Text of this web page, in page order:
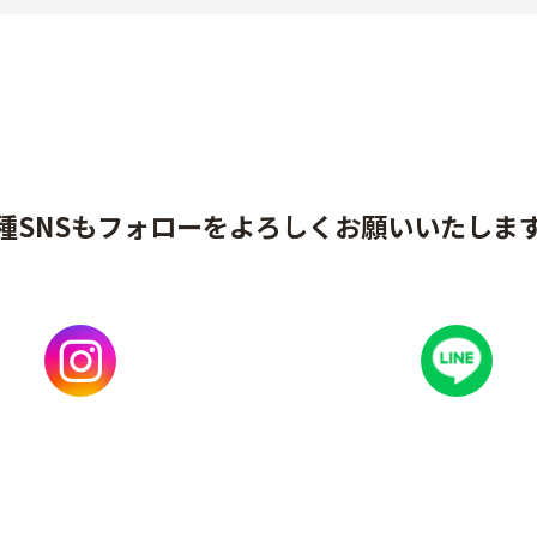
SNSもフォローをよろしくお願いいたしま